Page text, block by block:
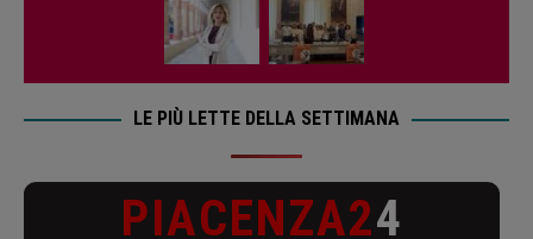
LE PIÙ LETTE DELLA SETTIMANA
PIACENZA24